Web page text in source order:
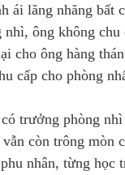
ái lăng nhăng bất
ông không chu
cho ông hàng
cấp cho phòng
trưởng phòng
còn trông mòn
nhân, từng học